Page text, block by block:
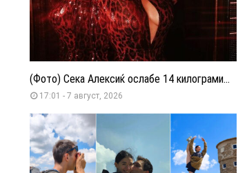
(Фото) Сека Алексиќ ослабе 14 килограми...
17:01 - 7 август, 2026